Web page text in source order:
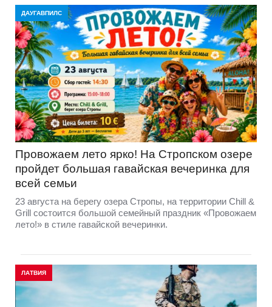
ДАУГАВПИЛС
Провожаем лето ярко! На Стропском озере
пройдет большая гавайская вечеринка для
всей семьи
23 августа на берегу озера Стропы, на территории Chill &
Grill состоится большой семейный праздник «Провожаем
лето!» в стиле гавайской вечеринки.
ЛАТВИЯ